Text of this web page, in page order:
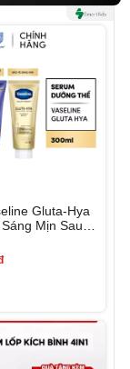
Gluta-Hya
Mịn Sau 7